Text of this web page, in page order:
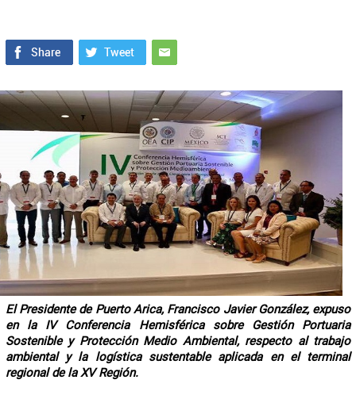
El Presidente de Puerto Arica, Francisco Javier González, expuso
en la IV Conferencia Hemisférica sobre Gestión Portuaria
Sostenible y Protección Medio Ambiental, respecto al trabajo
ambiental y la logística sustentable aplicada en el terminal
regional de la XV Región.